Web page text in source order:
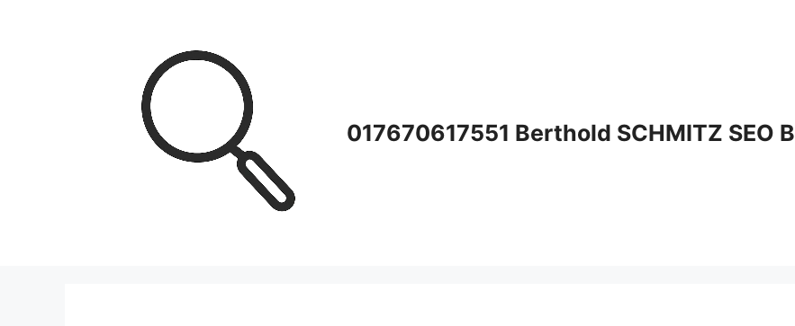
017670617551 Berthold SCHMITZ SEO